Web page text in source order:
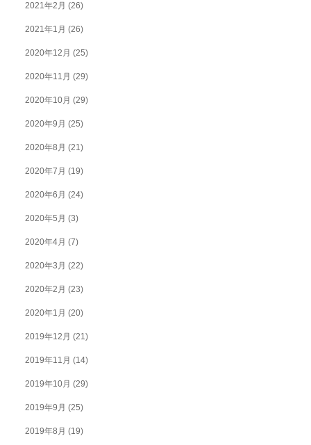
2021年2月 (26)
2021年1月 (26)
2020年12月 (25)
2020年11月 (29)
2020年10月 (29)
2020年9月 (25)
2020年8月 (21)
2020年7月 (19)
2020年6月 (24)
2020年5月 (3)
2020年4月 (7)
2020年3月 (22)
2020年2月 (23)
2020年1月 (20)
2019年12月 (21)
2019年11月 (14)
2019年10月 (29)
2019年9月 (25)
2019年8月 (19)